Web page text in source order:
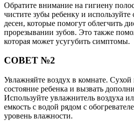
Обратите внимание на гигиену
чистите зубы ребенку и
десен, которые помогут облегчить
прорезывании зубов. Это также
которая может усугубить симптомы.
СОВЕТ №2
Увлажняйте воздух в комнате. Сухой
состояние ребенка и вызвать
Используйте увлажнитель воздуха
емкость с водой рядом с
уровень влажности.